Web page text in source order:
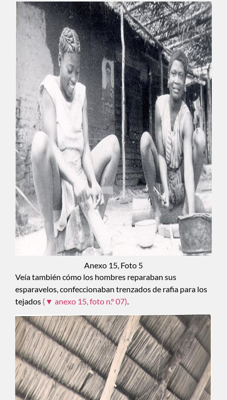
Anexo 15, Foto 5
Veía también cómo los hombres reparaban sus
esparavelos, confeccionaban trenzados de rafia para los
tejados (▼ anexo 15, foto n.º 07)